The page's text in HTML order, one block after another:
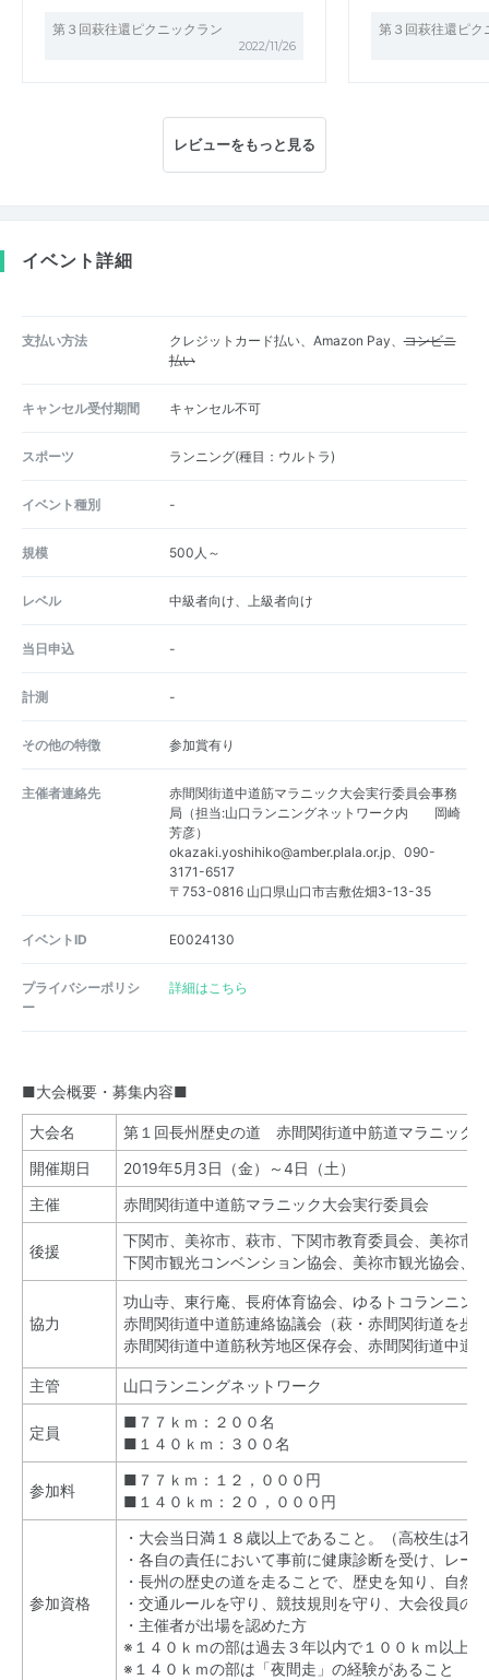
第３回萩往還ピクニックラン
2022/11/26
第３回萩往還ピク
レビューをもっと見る
イベント詳細
支払い方法 クレジットカード払い、Amazon Pay、コンビニ
払い
キャンセル受付期間 キャンセル不可
スポーツ ランニング(種目：ウルトラ)
イベント種別 -
規模 500人～
レベル 中級者向け、上級者向け
当日申込 -
計測 -
その他の特徴 参加賞有り
主催者連絡先
赤間関街道中道筋マラニック大会実行委員会事務
局（担当:山口ランニングネットワーク内 岡崎
芳彦）
okazaki.yoshihiko@amber.plala.or.jp、090-
3171-6517
〒753-0816 山口県山口市吉敷佐畑3-13-35
イベントID E0024130
プライバシーポリシ
ー
詳細はこちら
■大会概要・募集内容■
大会名 第１回長州歴史の道 赤間関街道中筋道マラニック
開催期日 2019年5月3日（金）～4日（土）
主催 赤間関街道中道筋マラニック大会実行委員会
後援
下関市、美祢市、萩市、下関市教育委員会、美祢市
下関市観光コンベンション協会、美祢市観光協会、
協力
功山寺、東行庵、長府体育協会、ゆるトコランニング
赤間関街道中道筋連絡協議会（萩・赤間関街道を歩
赤間関街道中道筋秋芳地区保存会、赤間関街道中道
主管 山口ランニングネットワーク
定員
■７７ｋｍ：２００名
■１４０ｋｍ：３００名
参加料
■７７ｋｍ：１２，０００円
■１４０ｋｍ：２０，０００円
参加資格
・大会当日満１８歳以上であること。（高校生は不
・各自の責任において事前に健康診断を受け、レー
・長州の歴史の道を走ることで、歴史を知り、自然
・交通ルールを守り、競技規則を守り、大会役員の
・主催者が出場を認めた方
※１４０ｋｍの部は過去３年以内で１００ｋｍ以上
※１４０ｋｍの部は「夜間走」の経験があること